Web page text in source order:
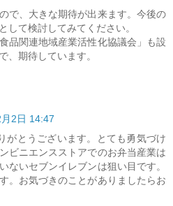
で、大きな期待が出来ます。今後の
して検討してみてください。
品関連地域産業活性化協議会」も設
、期待しています。
2日 14:47
がとうございます。とても勇気づけ
ビニエンスストアでのお弁当産業は
ないセブンイレブンは狙い目です。
。お気づきのことがありましたらお